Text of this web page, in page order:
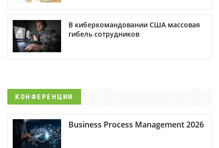
В киберкомандовании США массовая
гибель сотрудников
КОНФЕРЕНЦИИ
Business Process Management 2026